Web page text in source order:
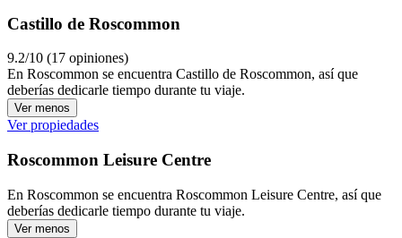
Castillo de Roscommon
9.2/10 (17 opiniones)
En Roscommon se encuentra Castillo de Roscommon, así que
deberías dedicarle tiempo durante tu viaje.
Ver menos
Ver propiedades
Roscommon Leisure Centre
En Roscommon se encuentra Roscommon Leisure Centre, así que
deberías dedicarle tiempo durante tu viaje.
Ver menos